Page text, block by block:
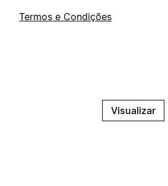
Termos e Condições
Visualizar